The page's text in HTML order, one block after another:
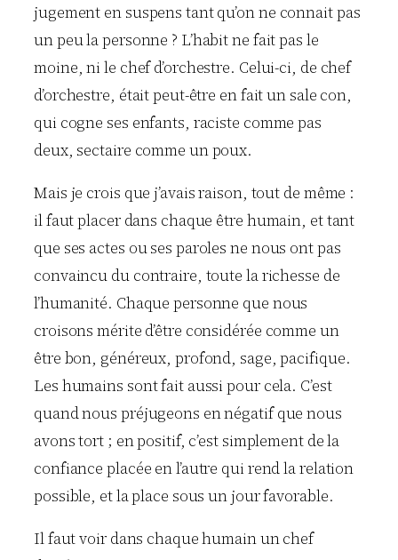
jugement en suspens tant qu’on ne connait pas
un peu la personne ? L’habit ne fait pas le
moine, ni le chef d’orchestre. Celui-ci, de chef
d’orchestre, était peut-être en fait un sale con,
qui cogne ses enfants, raciste comme pas
deux, sectaire comme un poux.
Mais je crois que j’avais raison, tout de même :
il faut placer dans chaque être humain, et tant
que ses actes ou ses paroles ne nous ont pas
convaincu du contraire, toute la richesse de
l’humanité. Chaque personne que nous
croisons mérite d’être considérée comme un
être bon, généreux, profond, sage, pacifique.
Les humains sont fait aussi pour cela. C’est
quand nous préjugeons en négatif que nous
avons tort ; en positif, c’est simplement de la
confiance placée en l’autre qui rend la relation
possible, et la place sous un jour favorable.
Il faut voir dans chaque humain un chef